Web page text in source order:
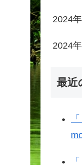
2024
2024
最近